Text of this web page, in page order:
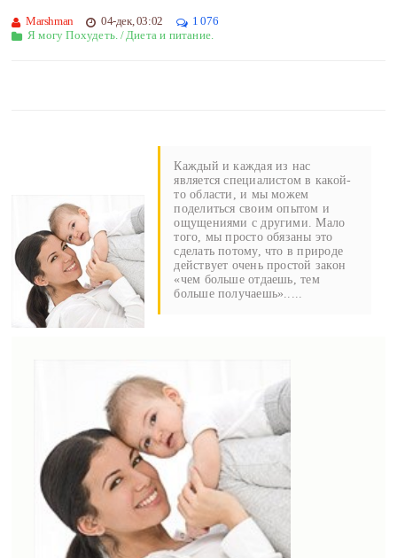
Marshman 04-дек, 03:02
1 076
Я могу Похудеть. /Диета и питание.
Каждый и каждая из нас
является специалистом в какой-
то области, и мы можем
поделиться своим опытом и
ощущениями с другими. Мало
того, мы просто обязаны это
сделать потому, что в природе
действует очень простой закон
«чем больше отдаешь, тем
больше получаешь».....